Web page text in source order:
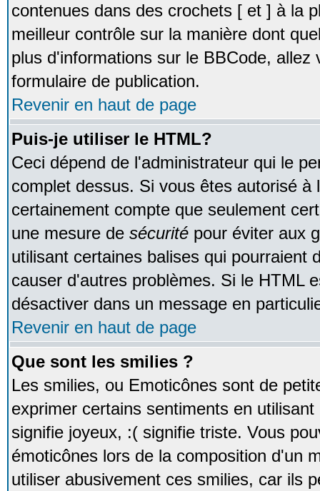
contenues dans des crochets [ et ] à la
meilleur contrôle sur la manière dont
plus d'informations sur le BBCode,
formulaire de publication.
Revenir en haut de page
Puis-je utiliser le HTML?
Ceci dépend de l'administrateur qui le
complet dessus. Si vous êtes autorisé à
certainement compte que seulement
une mesure de sécurité pour éviter aux
utilisant certaines balises qui pourraient
causer d'autres problèmes. Si le HTML
désactiver dans un message en
Revenir en haut de page
Que sont les smilies ?
Les smilies, ou Emoticônes sont de
exprimer certains sentiments en
signifie joyeux, :( signifie triste. Vous
émoticônes lors de la composition d'un
utiliser abusivement ces smilies, car ils